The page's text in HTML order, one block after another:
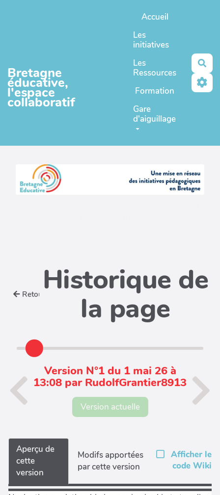
Bretagne
éducative,
l'espace
collaboratif
Accueil
Les
initiatives
Les
Ressources
Formation
Gare
d'aiguillage
Retour Historique de
la page
Version N°1 du 1 mai 26 à
13:08 par RudolfGrantier8913
Version actuelle
Aperçu de
cette
version
Modifs apportées
par cette version
Afficher le
code Wiki